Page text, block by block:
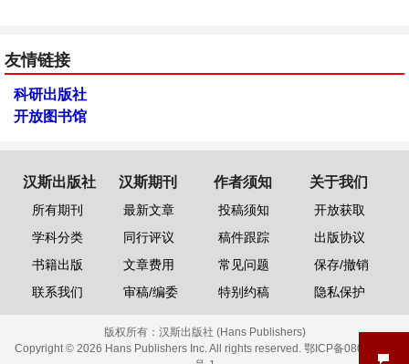
友情链接
科研出版社
开放图书馆
汉斯出版社
所有期刊
学科分类
书籍出版
联系我们
汉斯期刊
最新文章
同行评议
文章费用
审稿/编委
作者须知
投稿须知
稿件跟踪
常见问题
特别约稿
关于我们
开放获取
出版协议
保存/撤销
隐私保护
版权所有： 汉斯出版社 (Hans Publishers)
Copyright © 2026 Hans Publishers Inc. All rights reserved. 鄂ICP备08006613